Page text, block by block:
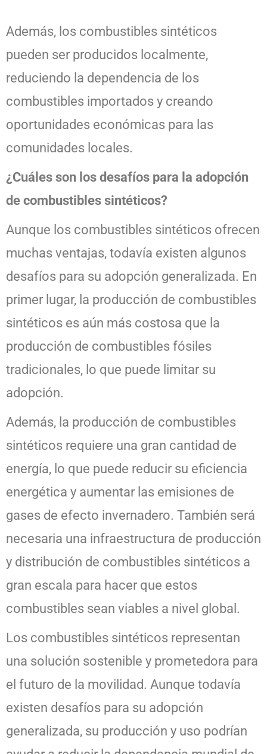
Además, los combustibles sintéticos
pueden ser producidos localmente,
reduciendo la dependencia de los
combustibles importados y creando
oportunidades económicas para las
comunidades locales.
¿Cuáles son los desafíos para la adopción
de combustibles sintéticos?
Aunque los combustibles sintéticos ofrecen
muchas ventajas, todavía existen algunos
desafíos para su adopción generalizada. En
primer lugar, la producción de combustibles
sintéticos es aún más costosa que la
producción de combustibles fósiles
tradicionales, lo que puede limitar su
adopción.
Además, la producción de combustibles
sintéticos requiere una gran cantidad de
energía, lo que puede reducir su eficiencia
energética y aumentar las emisiones de
gases de efecto invernadero. También será
necesaria una infraestructura de producción
y distribución de combustibles sintéticos a
gran escala para hacer que estos
combustibles sean viables a nivel global.
Los combustibles sintéticos representan
una solución sostenible y prometedora para
el futuro de la movilidad. Aunque todavía
existen desafíos para su adopción
generalizada, su producción y uso podrían